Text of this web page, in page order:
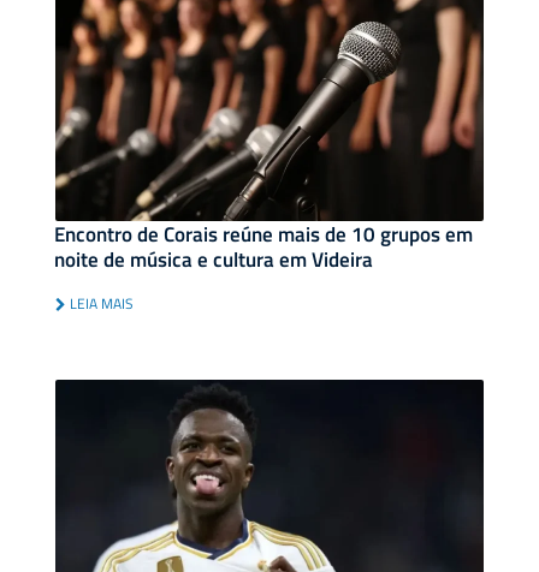
Encontro de Corais reúne mais de 10 grupos em
noite de música e cultura em Videira
LEIA MAIS